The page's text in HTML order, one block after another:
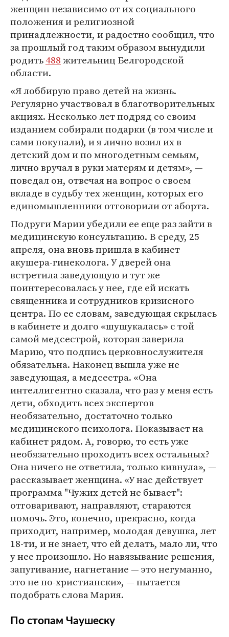
женщин независимо от их социального
положения и религиозной
принадлежности, и радостно сообщил, что
за прошлый год таким образом вынудили
родить488жительниц Белгородской
области.
«Я лоббирую право детей на жизнь.
Регулярно участвовал в благотворительных
акциях. Несколько лет подряд со своим
изданием собирали подарки (в том числе и
сами покупали), и я лично возил их в
детский дом и по многодетным семьям,
лично вручал в руки матерям и детям», —
поведал он, отвечая на вопрос о своем
вкладе в судьбу тех женщин, которых его
единомышленники отговорили от аборта.
Подруги Марии убедили ее еще раз зайти в
медицинскую консультацию. В среду, 25
апреля, она вновь пришла в кабинет
акушера-гинеколога. У дверей она
встретила заведующую и тут же
поинтересовалась у нее, где ей искать
священника и сотрудников кризисного
центра. По ее словам, заведующая скрылась
в кабинете и долго «шушукалась» с той
самой медсестрой, которая заверила
Марию, что подпись церковнослужителя
обязательна. Наконец вышла уже не
заведующая, а медсестра. «Она
интеллигентно сказала, что раз у меня есть
дети, обходить всех экспертов
необязательно, достаточно только
медицинского психолога. Показывает на
кабинет рядом. А, говорю, то есть уже
необязательно проходить всех остальных?
Она ничего не ответила, только кивнула», —
рассказывает женщина. «У нас действует
программа "Чужих детей не бывает":
отговаривают, направляют, стараются
помочь. Это, конечно, прекрасно, когда
приходит, например, молодая девушка, лет
18-ти, и не знает, что ей делать, мало ли, что
у нее произошло. Но навязывание решения,
запугивание, нагнетание — это негуманно,
это не по-христиански», — пытается
подобрать слова Мария.
По стопам Чаушеску